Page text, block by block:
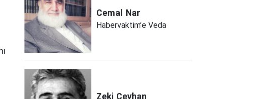
Cemal Nar
Habervaktim’e Veda
Zeki Ceyhan